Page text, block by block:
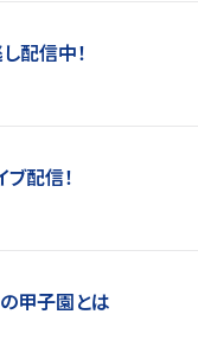
配信中！
配信！
甲子園とは